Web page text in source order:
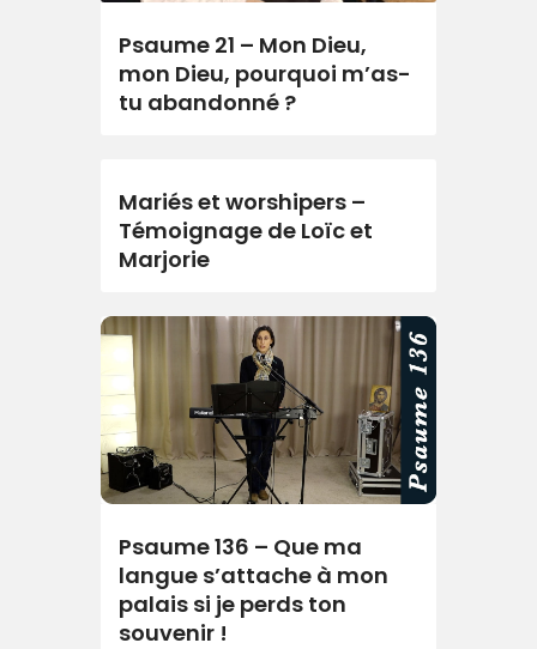
Psaume 21 – Mon Dieu,
mon Dieu, pourquoi m’as-
tu abandonné ?
Mariés et worshipers –
Témoignage de Loïc et
Marjorie
Psaume 136 – Que ma
langue s’attache à mon
palais si je perds ton
souvenir !